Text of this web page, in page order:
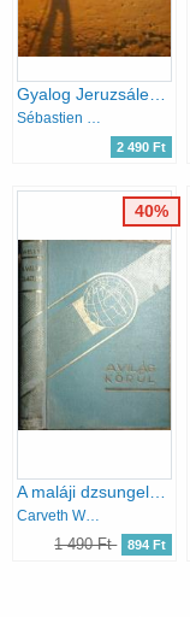
Gyalog Jeruzsálembe
Sébastien de Fooz
2 490 Ft
Carveth Wells
1 490 Ft 894 Ft
40%